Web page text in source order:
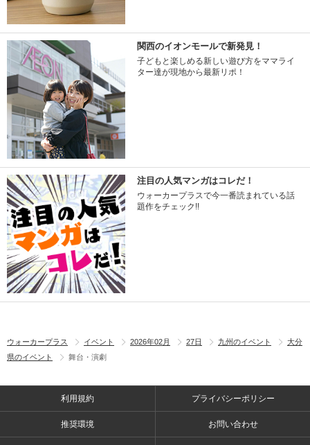
関西のイオンモールで新発見！
子どもと楽しめる新しい遊び方をママライ
ター達が現地から最新リポ！
注目の人気マンガはコレだ！
ウォーカープラスで今一番読まれている話
題作をチェック!!
ウォーカープラス イベント 2026年02月 27日 九州のイベント
大分
県のイベント
舞台・演劇
利用規約 プライバシーポリシー
推奨環境 お問い合わせ